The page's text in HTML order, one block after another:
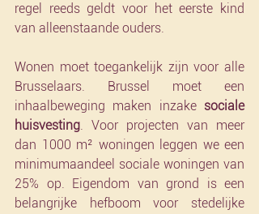
regel reeds geldt voor het eerste kind
van alleenstaande ouders.
Wonen moet toegankelijk zijn voor alle
Brusselaars. Brussel moet een
inhaalbeweging maken inzake sociale
huisvesting. Voor projecten van meer
dan 1000 m² woningen leggen we een
minimumaandeel sociale woningen van
25% op. Eigendom van grond is een
belangrijke hefboom voor stedelijke